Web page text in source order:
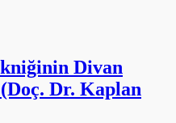
Divan
(Doç. Dr. Kaplan